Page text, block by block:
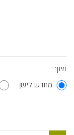
מיון:
מחדש לישן